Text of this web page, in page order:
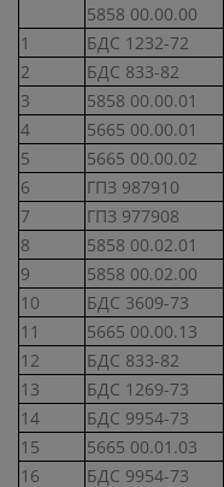
5858 00.00.00
1
БДС 1232-72
2
БДС 833-82
3
5858 00.00.01
4
5665 00.00.01
5
5665 00.00.02
6
ГПЗ 987910
7
ГПЗ 977908
8
5858 00.02.01
9
5858 00.02.00
10
БДС 3609-73
11
5665 00.00.13
12
БДС 833-82
13
БДС 1269-73
14
БДС 9954-73
15
5665 00.01.03
16
БДС 9954-73